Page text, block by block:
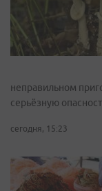
неправильном
серьёзную
сегодня, 15:23